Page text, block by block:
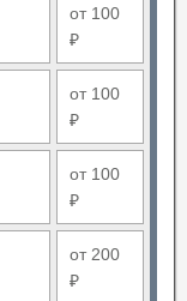
от 100
₽
от 100
₽
от 100
₽
от 200
₽